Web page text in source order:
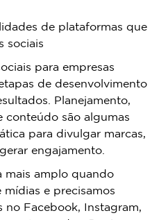
de plataformas que
sociais
para empresas
de desenvolvimento
Planejamento,
conteúdo são algumas
para divulgar marcas,
engajamento.
mais amplo quando
e precisamos
no Facebook, Instagram,